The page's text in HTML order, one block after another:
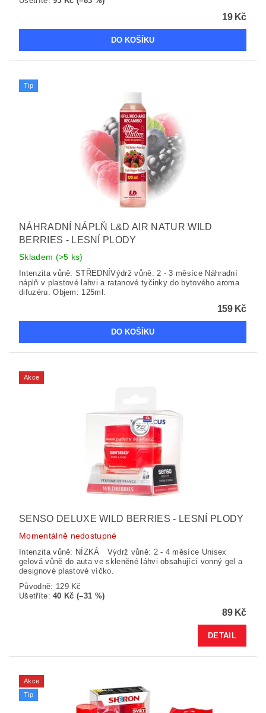
19 Kč
Tip
NÁHRADNÍ NÁPLŇ L&D AIR NATUR WILD
BERRIES - LESNÍ PLODY
Skladem (>5 ks)
Intenzita vůně: STŘEDNÍVýdrž vůně: 2 - 3 měsíce Náhradní
náplň v plastové lahvi a ratanové tyčinky do bytového aroma
difuzéru. Objem: 125ml.
159 Kč
Akce
SENSO DELUXE WILD BERRIES - LESNÍ PLODY
Momentálně nedostupné
Intenzita vůně: NÍZKÁ Výdrž vůně: 2 - 4 měsíce Unisex
gelová vůně do auta ve skleněné láhvi obsahující vonný gel a
designové plastové víčko.
Původně: 129 Kč
Ušetříte:40 Kč (–31 %)
89 Kč
DETAIL
Akce
Tip